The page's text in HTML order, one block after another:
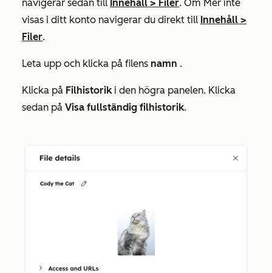
navigerar sedan till Innehåll > Filer. Om Mer inte
visas i ditt konto navigerar du direkt till Innehåll >
Filer.
Leta upp och klicka på filens namn .
Klicka på Filhistoriki den högra panelen. Klicka
sedan på Visa fullständig filhistorik.